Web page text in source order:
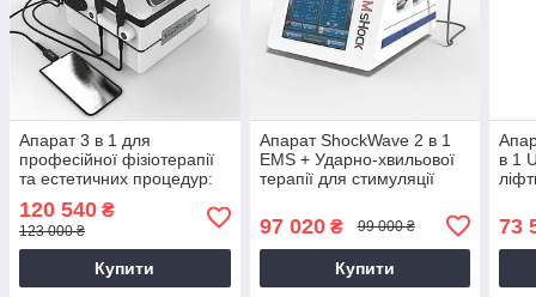
Апарат 3 в 1 для
професійної фізіотерапії
та естетичних процедур:
EMS-стимуляцію м'язів,
УВТ
120 540 ₴
123 000 ₴
Купити
Апарат ShockWave 2 в 1
EMS + Ударно-хвильової
терапії для стимуляції
97 020₴ 99 000 ₴
Купити
в 1
73